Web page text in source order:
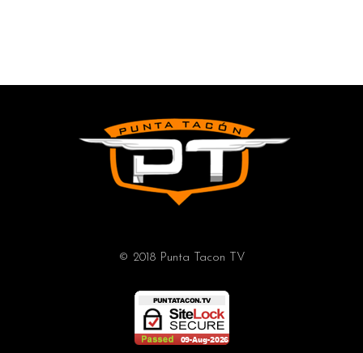
© 2018 Punta Tacon TV